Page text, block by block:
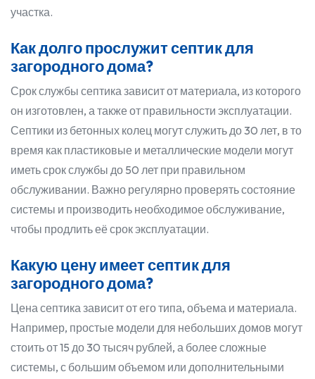
участка.
Как долго прослужит септик для
загородного дома?
Срок службы септика зависит от материала, из которого
он изготовлен, а также от правильности эксплуатации.
Септики из бетонных колец могут служить до 30 лет, в то
время как пластиковые и металлические модели могут
иметь срок службы до 50 лет при правильном
обслуживании. Важно регулярно проверять состояние
системы и производить необходимое обслуживание,
чтобы продлить её срок эксплуатации.
Какую цену имеет септик для
загородного дома?
Цена септика зависит от его типа, объема и материала.
Например, простые модели для небольших домов могут
стоить от 15 до 30 тысяч рублей, а более сложные
системы, с большим объемом или дополнительными